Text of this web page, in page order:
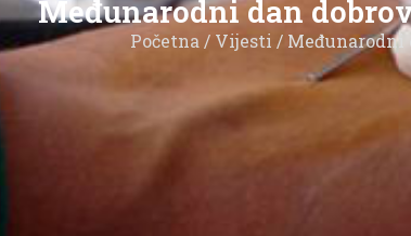
Međunarodni dan
Početna/ Vijesti / Međunarodni